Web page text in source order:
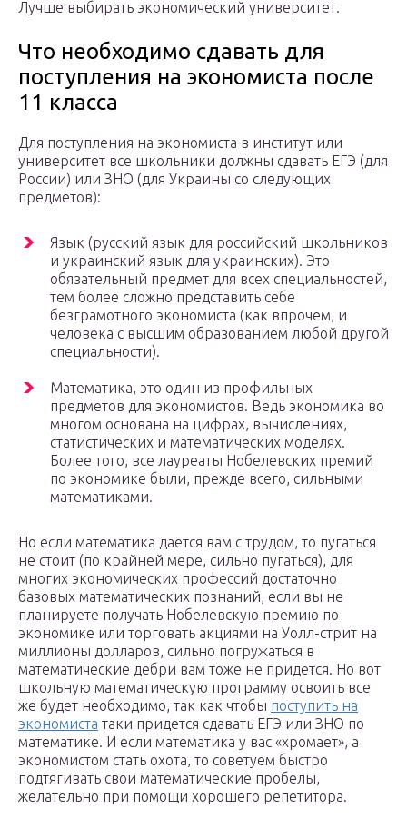
Лучше выбирать экономический университет.
Что необходимо сдавать для
поступления на экономиста после
11 класса
Для поступления на экономиста в институт или
университет все школьники должны сдавать ЕГЭ (для
России) или ЗНО (для Украины со следующих
предметов):
Язык (русский язык для российский школьников
и украинский язык для украинских). Это
обязательный предмет для всех специальностей,
тем более сложно представить себе
безграмотного экономиста (как впрочем, и
человека с высшим образованием любой другой
специальности).
Математика, это один из профильных
предметов для экономистов. Ведь экономика во
многом основана на цифрах, вычислениях,
статистических и математических моделях.
Более того, все лауреаты Нобелевских премий
по экономике были, прежде всего, сильными
математиками.
Но если математика дается вам с трудом, то пугаться
не стоит (по крайней мере, сильно пугаться), для
многих экономических профессий достаточно
базовых математических познаний, если вы не
планируете получать Нобелевскую премию по
экономике или торговать акциями на Уолл-стрит на
миллионы долларов, сильно погружаться в
математические дебри вам тоже не придется. Но вот
школьную математическую программу освоить все
же будет необходимо, так как чтобы поступить на
экономиста таки придется сдавать ЕГЭ или ЗНО по
математике. И если математика у вас «хромает», а
экономистом стать охота, то советуем быстро
подтягивать свои математические пробелы,
желательно при помощи хорошего репетитора.